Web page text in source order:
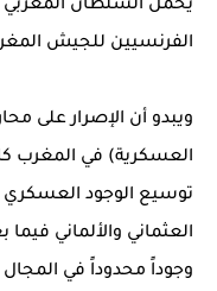
يحمل السلطان المغربي
الفرنسيين للجيش
ويبدو أن الإصرار على
العسكرية) في المغرب
توسيع الوجود العسكري
العثماني والألماني
وجوداً محدوداً في